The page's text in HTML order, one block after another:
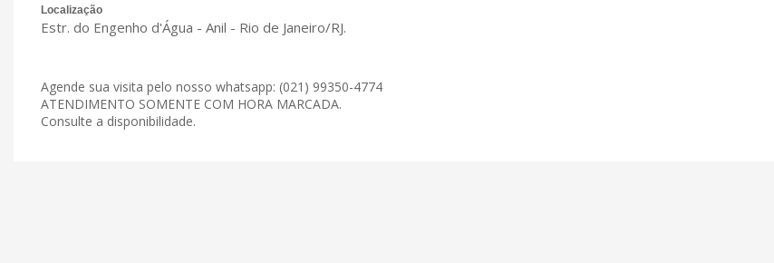
Localização
Estr. do Engenho d'Água - Anil - Rio de Janeiro/RJ.
Agende sua visita pelo nosso whatsapp: (021) 99350-4774
ATENDIMENTO SOMENTE COM HORA MARCADA.
Consulte a disponibilidade.